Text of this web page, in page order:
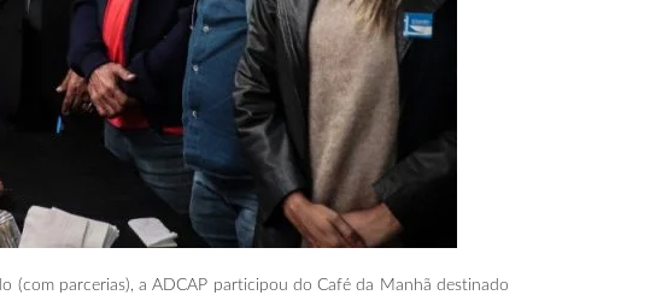
(com parcerias), a ADCAP participou do Café da Manhã destinado